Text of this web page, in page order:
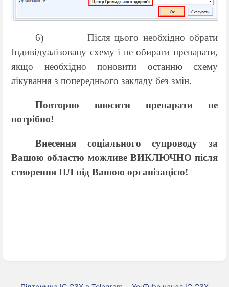
6)
Після цього необхідно обрати
Індивідуалізовану схему і не обирати препарати,
якщо необхідно поновити останню схему
лікування з попереднього закладу без змін.
Повторно вносити препарати не
потрібно!
Внесення соціального супроводу за
Вашою областю можливе ВИКЛЮЧНО після
створення ПЛ під Вашою організацією!